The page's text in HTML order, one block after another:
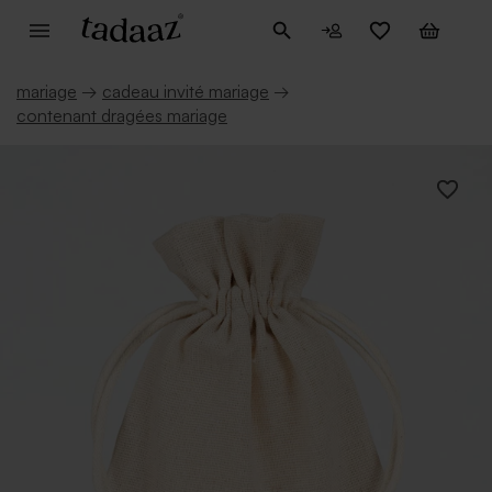
mariage → cadeau invité mariage →
contenant dragées mariage